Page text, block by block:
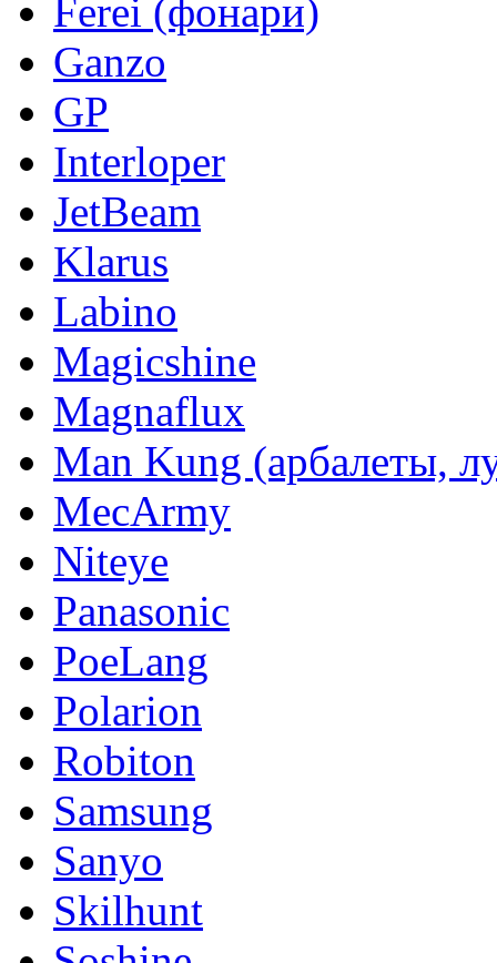
Ferei (фонари)
Ganzo
GP
Interloper
JetBeam
Klarus
Labino
Magicshine
Magnaflux
Man Kung (арбалеты,
MecArmy
Niteye
Panasonic
PoeLang
Polarion
Robiton
Samsung
Sanyo
Skilhunt